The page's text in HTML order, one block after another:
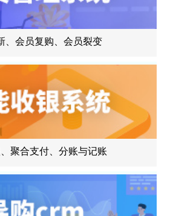
、会员复购、会员裂变
聚合支付、分账与记账